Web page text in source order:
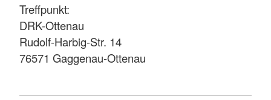
Treffpunkt:
DRK-Ottenau
Rudolf-Harbig-Str. 14
76571 Gaggenau-Ottenau